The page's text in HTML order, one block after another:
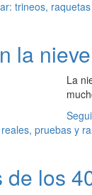
la
La
los